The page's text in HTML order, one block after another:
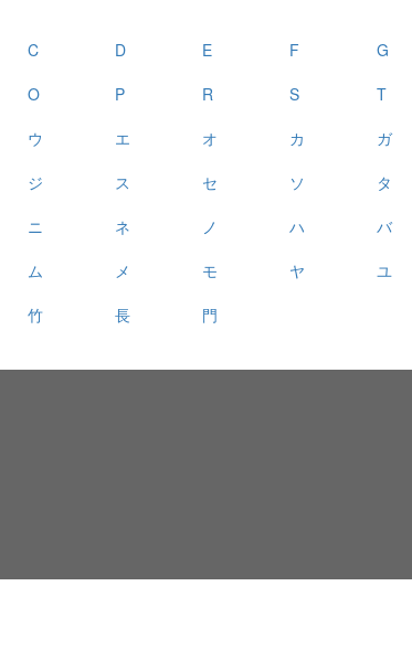
C D E F G
O P R S T
ウ エ オ カ ガ
ジ ス セ ソ タ
ニ ネ ノ ハ バ
ム メ モ ヤ ユ
竹 長 門